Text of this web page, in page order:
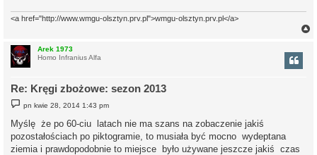
<a href="http://www.wmgu-olsztyn.prv.pl">wmgu-olsztyn.prv.pl</a>
Arek 1973
Homo Infranius Alfa
Re: Kręgi zbożowe: sezon 2013
o
t
pn kwie 28, 2014 1:43 pm
Myślę że po 60-ciu latach nie ma szans na zobaczenie jakiś
pozostałościach po piktogramie, to musiała być mocno wydeptana
ziemia i prawdopodobnie to miejsce było używane jeszcze jakiś czas